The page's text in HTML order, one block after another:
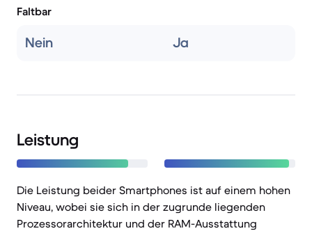
Faltbar
Nein Ja
Leistung
Die Leistung beider Smartphones ist auf einem hohen
Niveau, wobei sie sich in der zugrunde liegenden
Prozessorarchitektur und der RAM-Ausstattung